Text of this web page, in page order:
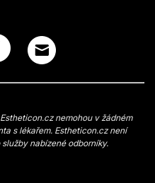
nemohou v žádném
s lékařem. Estheticon.cz není
nabízené odborníky.